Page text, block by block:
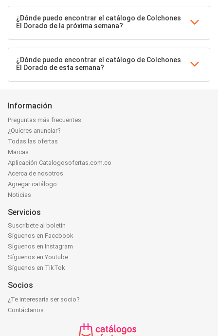
¿Dónde puedo encontrar el catálogo de Colchones
El Dorado de la próxima semana?
¿Dónde puedo encontrar el catálogo de Colchones
El Dorado de esta semana?
Información
Preguntas más frecuentes
¿Quieres anunciar?
Todas las ofertas
Marcas
Aplicación Catalogosofertas.com.co
Acerca de nosotros
Agregar catálogo
Noticias
Servicios
Suscríbete al boletín
Síguenos en Facebook
Síguenos en Instagram
Síguenos en Youtube
Síguenos en TikTok
Socios
¿Te interesaría ser socio?
Contáctanos